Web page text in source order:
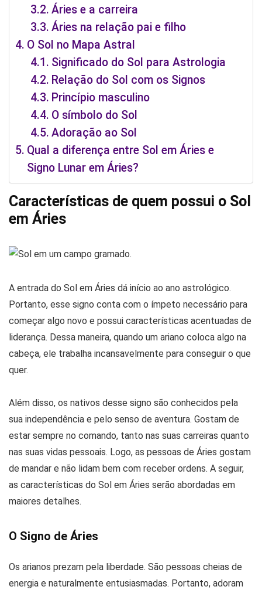
Áries e a carreira
Áries na relação pai e filho
O Sol no Mapa Astral
Significado do Sol para Astrologia
Relação do Sol com os Signos
Princípio masculino
O símbolo do Sol
Adoração ao Sol
Qual a diferença entre Sol em Áries e
Signo Lunar em Áries?
Características de quem possui o Sol
em Áries
A entrada do Sol em Áries dá início ao ano astrológico.
Portanto, esse signo conta com o ímpeto necessário para
começar algo novo e possui características acentuadas de
liderança. Dessa maneira, quando um ariano coloca algo na
cabeça, ele trabalha incansavelmente para conseguir o que
quer.
Além disso, os nativos desse signo são conhecidos pela
sua independência e pelo senso de aventura. Gostam de
estar sempre no comando, tanto nas suas carreiras quanto
nas suas vidas pessoais. Logo, as pessoas de Áries gostam
de mandar e não lidam bem com receber ordens. A seguir,
as características do Sol em Áries serão abordadas em
maiores detalhes.
O Signo de Áries
Os arianos prezam pela liberdade. São pessoas cheias de
energia e naturalmente entusiasmadas. Portanto, adoram